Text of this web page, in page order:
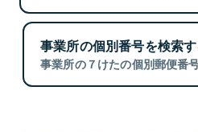
事業所の個別番号を検索
事業所の７けたの個別郵便番